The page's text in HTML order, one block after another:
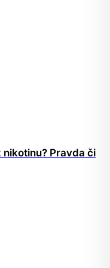
Pravda či